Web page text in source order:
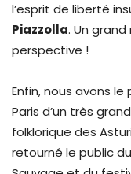
l’esprit de liberté
Piazzolla. Un
perspective !
Enfin, nous avons
Paris d’un très
folklorique des
retourné le public